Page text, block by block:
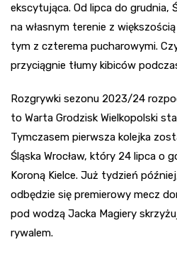
ekscytująca. Od lipca do grudnia,
na własnym terenie z
tym z czterema pucharowymi.
przyciągnie tłumy kibiców
Rozgrywki sezonu 2023/24
to Warta Grodzisk Wielkopolski
Tymczasem pierwsza kolejka
Śląska Wrocław, który 24 lipca o
Koroną Kielce. Już tydzień
odbędzie się premierowy mecz
pod wodzą Jacka Magiery
rywalem.